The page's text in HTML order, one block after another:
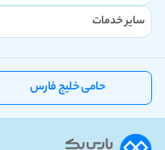
سایر خدمات
حامی خلیج فارس